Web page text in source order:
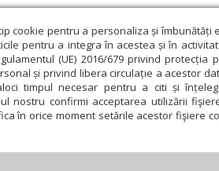
cookie pentru a personaliza și îmbunătăți
pentru a integra în acestea și în
(UE) 2016/679 privind
și privind libera circulație a acestor
timpul necesar pentru a citi și
nostru confirmi acceptarea utilizării
în orice moment setările acestor fişiere